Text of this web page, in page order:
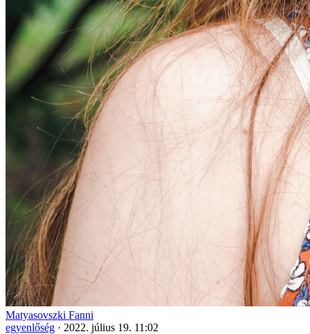
Matyasovszki Fanni
egyenlőség · 2022. július 19. 11:02